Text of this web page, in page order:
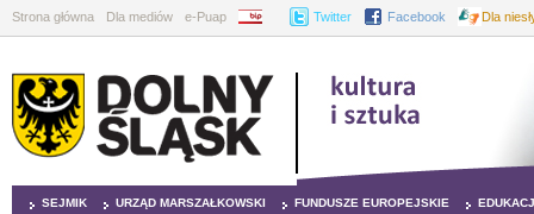
Strona główna Dla mediów e-Puap BIP Twitter Facebook Dla
SEJMIK URZĄD MARSZAŁKOWSKI FUNDUSZE EUROPEJSKIE